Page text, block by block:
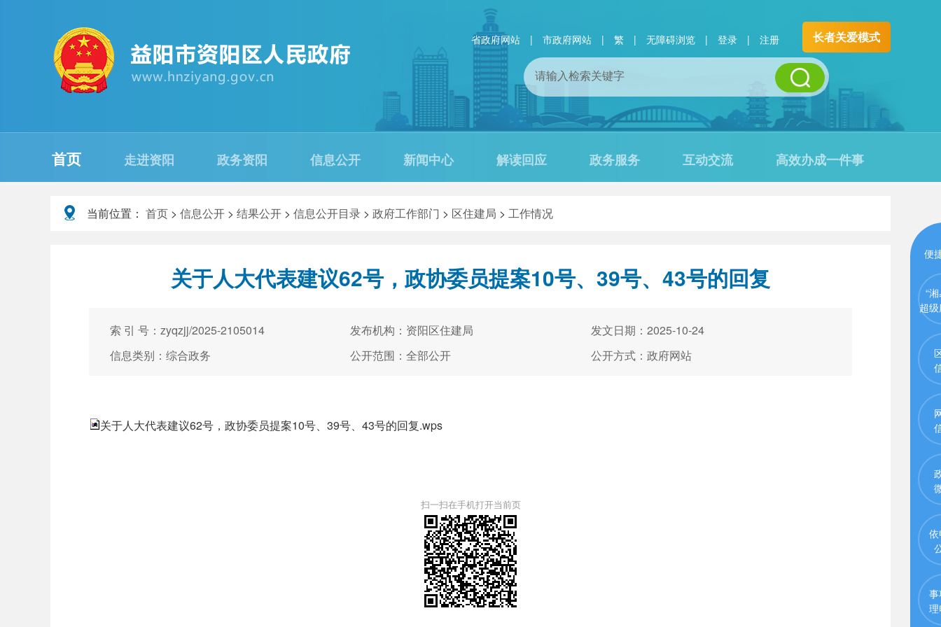
省政府网站 | 市政府网站 | 繁 | 无障碍浏览 | 登录 | 注册 长者关爱模式
首页 走进资阳 政务资阳 信息公开 新闻中心 解读回应 政务服务 互动交流 高效办成一件事
当前位置： 首页 > 信息公开 > 结果公开 > 信息公开目录 > 政府工作部门 > 区住建局 > 工作情况
关于人大代表建议62号，政协委员提案10号、39号、43号的回复
索 引 号：zyqzjj/2025-2105014 发布机构：资阳区住建局
发文日期：2025-10-24
信息类别：综合政务
公开范围：全部公开 公开方式：政府网站
关于人大代表建议62号，政协委员提案10号、39号、43号的回复.wps
扫一扫在手机打开当前页
便
“
超